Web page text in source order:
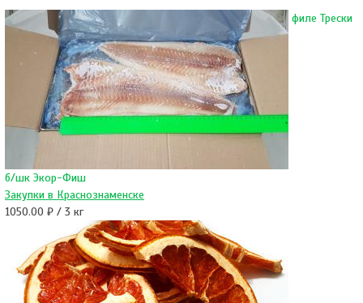
филе Трески
б/шк Экор-Фиш
Закупки в Краснознаменске
1050.00 ₽ / 3 кг